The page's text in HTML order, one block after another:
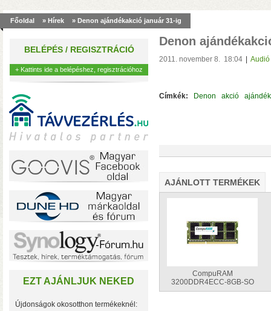
most30 000 Ft
akár 8 mobiltelefonon,
működés, egy régi
kábelei is elegendőek
A TerraMaster-nél
F2-425 és F4-425
Főoldal » Hírek » Denon ajándékakció január 31-ig
Denon
2011. november 8. 18:04 Audió
Címkék: Denon akció ajándék
AJÁNLOTT TERMÉKEK
CompuRAM
3200DDR4ECC-8GB-SO
BELÉPÉS / REGISZTRÁCIÓ
+ Kattints ide a belépéshez, regisztrációhoz
EZT AJÁNLJUK NEKED
Újdonságok okosotthon termékeknél: